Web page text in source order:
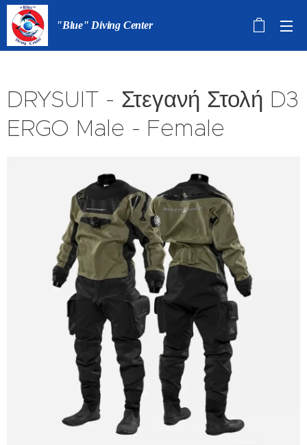
"Blue" Diving Center
DRYSUIT - Στεγανή Στολή D3
ERGO Male - Female